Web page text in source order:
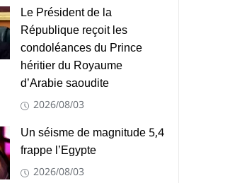
Le Président de la
République reçoit les
condoléances du Prince
héritier du Royaume
d’Arabie saoudite
2026/08/03
Un séisme de magnitude 5,4
frappe l’Egypte
2026/08/03